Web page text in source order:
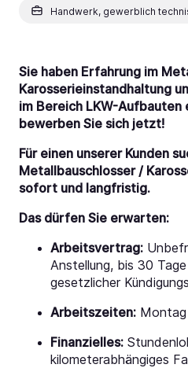
Handwerk, gewerblich
Sie haben Erfahrung im
Karosserieinstandhaltung
im Bereich LKW-Aufbauten
bewerben Sie sich jetzt!
Für einen unserer Kunden
Metallbauschlosser /
sofort und langfristig.
Das dürfen Sie erwarten:
Arbeitsvertrag:
Anstellung, bis 30
gesetzlicher
Arbeitszeiten:
Finanzielles:
kilometerabhängiges